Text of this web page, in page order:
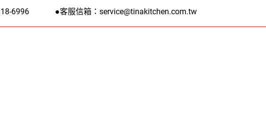
6996 ●客服信箱：service@tinakitchen.com.tw